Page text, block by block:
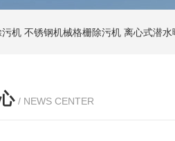
污机 不锈钢机械格栅除污机 离心式潜水
/ NEWS CENTER